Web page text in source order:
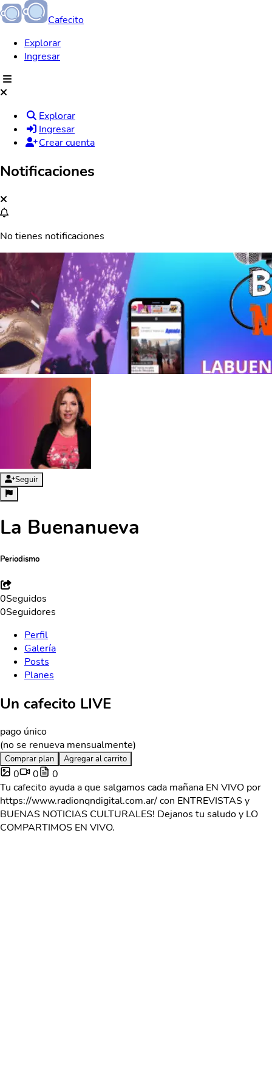
Cafecito
Explorar
Ingresar
Explorar
Ingresar
Crear cuenta
Notificaciones
No tienes notificaciones
Seguir
La Buenanueva
Periodismo
0Seguidos
0Seguidores
Perfil
Galería
Posts
Planes
Un cafecito LIVE
pago único
(no se renueva mensualmente)
Comprar plan Agregar al carrito
0 0
0
Tu cafecito ayuda a que salgamos cada mañana EN VIVO por
https://www.radionqndigital.com.ar/ con ENTREVISTAS y
BUENAS NOTICIAS CULTURALES! Dejanos tu saludo y LO
COMPARTIMOS EN VIVO.